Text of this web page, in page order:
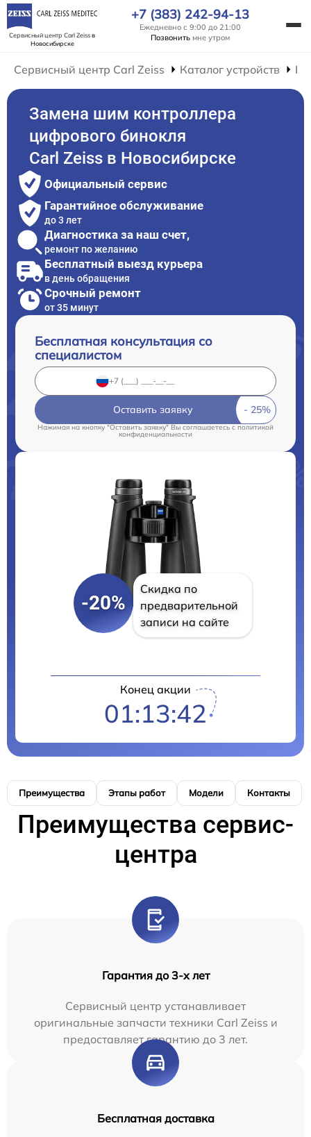
Сервисный центр Carl Zeissв
Новосибирске
+7 (383) 242-94-13
Ежедневно с 9:00 до 21:00
Позвонить мне утром
Сервисный центр Carl Zeiss Каталог устройств
Замена шим контроллера
цифрового бинокля
Carl Zeiss в Новосибирске
Официальный сервис
Гарантийное обслуживание
до 3 лет
Диагностика за наш счет,
ремонт по желанию
Бесплатный выезд курьера
в день обращения
Срочный ремонт
от 35 минут
Бесплатная консультация со
специалистом
Оставить заявку
Нажимая на кнопку "Оставить заявку" Вы соглашаетесь cполитикой
конфиденциальности
-20%
Скидка по
предварительной
записи на сайте
Конец акции
01:13:41
Преимущества Этапы работ Модели Контакты
Преимущества сервис-
центра
Гарантия до 3-х лет
Сервисный центр устанавливает
оригинальные запчасти техники Carl Zeiss и
предоставляет гарантию до 3 лет.
Бесплатная доставка